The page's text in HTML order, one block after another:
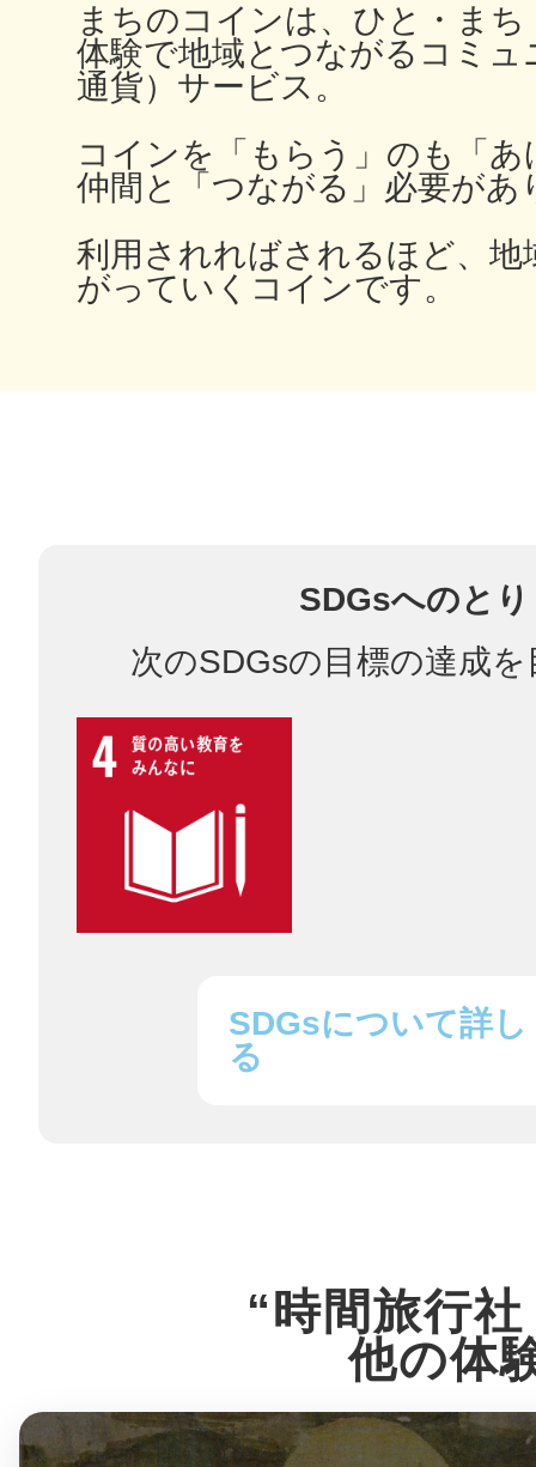
まちのコインは、ひと・ま
体験で地域とつながるコミュ
通貨）サービス。
コインを「もらう」のも「
仲間と「つながる」必要があ
利用されればされるほど、地
がっていくコインです。
SDGsへのと
次のSDGsの目標の達成
SDGsについて詳し
る
“時間旅行
他の体
厚木
八尾
相模原